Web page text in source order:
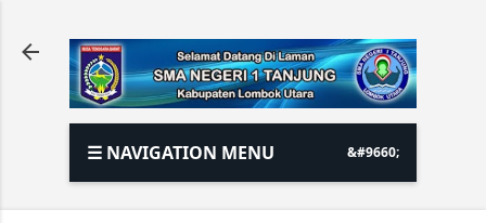
☰ NAVIGATION MENU